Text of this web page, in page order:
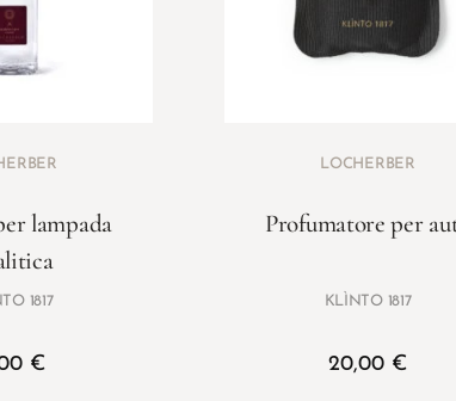
lampada
1817
€
LOCHERBER
Profumatore per
KLÌNTO 1817
20,00 €